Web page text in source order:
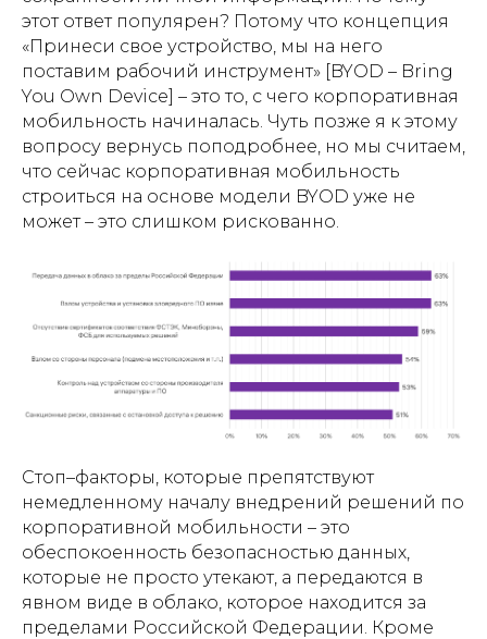
этот ответ популярен? Потому что концепция
«Принеси свое устройство, мы на него
поставим рабочий инструмент» [BYOD – Bring
You Own Device] – это то, с чего корпоративная
мобильность начиналась. Чуть позже я к этому
вопросу вернусь поподробнее, но мы считаем,
что сейчас корпоративная мобильность
строиться на основе модели BYOD уже не
может – это слишком рискованно.
Стоп–факторы, которые препятствуют
немедленному началу внедрений решений по
корпоративной мобильности – это
обеспокоенность безопасностью данных,
которые не просто утекают, а передаются в
явном виде в облако, которое находится за
пределами Российской Федерации. Кроме